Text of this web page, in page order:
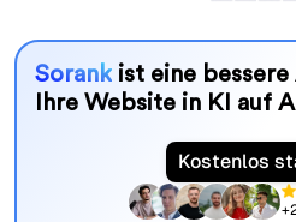
Sorankist eine
Ihre Website in KI auf
Kostenlos